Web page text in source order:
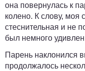
она повернулась к
колено. К слову, моя
стеснительная и не
был немного
Парень наклонился
продолжалось